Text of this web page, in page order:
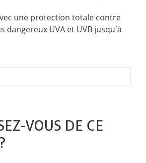
une protection totale contre
dangereux UVA et UVB jusqu'à
VOUS DE CE